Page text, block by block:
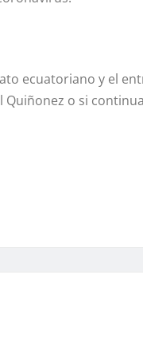
ecuatoriano y el
o si